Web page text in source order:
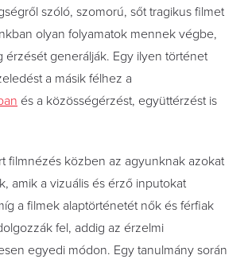
szóló, szomorú, sőt tragikus filmet
olyan folyamatok mennek végbe,
érzését generálják. Egy ilyen történet
a másik félhez a
és a közösségérzést, együttérzést is
filmnézés közben az agyunknak azokat
amik a vizuális és érző inputokat
a filmek alaptörténetét nők és férfiak
fel, addig az érzelmi
egyedi módon. Egy tanulmány során